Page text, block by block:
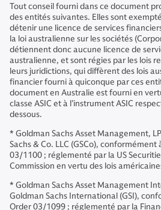
Tout conseil fourni dans ce document
des entités suivantes. Elles sont
détenir une licence de services
la loi australienne sur les sociétés
détiennent donc aucune licence de
australienne, et sont régies par les lois
leurs juridictions, qui diffèrent des lois
financier fourni à quiconque par ces
document en Australie est fourni en
classe ASIC et à l’instrument ASIC
dessous.
* Goldman Sachs Asset Management,
Sachs & Co. LLC (GSCo), conformément
03/1100 ; réglementé par la US
Commission en vertu des lois
* Goldman Sachs Asset Management
Goldman Sachs International (GSI),
Order 03/1099 ; réglementé par la